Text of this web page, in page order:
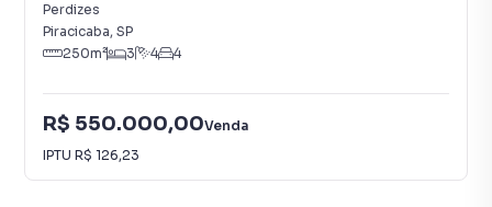
Perdizes
Piracicaba, SP
250m² 3 4 4
R$ 550.000,00Venda
IPTU R$ 126,23